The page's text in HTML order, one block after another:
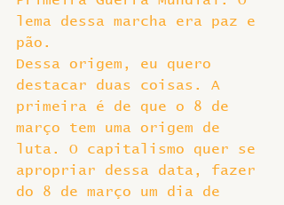
lema dessa marcha era paz e
pão.
Dessa origem, eu quero
destacar duas coisas. A
primeira é de que o 8 de
março tem uma origem de
luta. O capitalismo quer se
apropriar dessa data, fazer
do 8 de março um dia de